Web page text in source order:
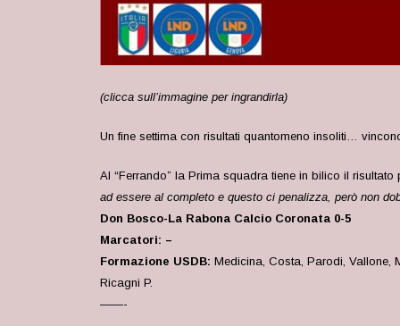
(clicca sull’immagine per ingrandirla)
Un fine settima con risultati quantomeno insoliti…
Al “Ferrando” la Prima squadra tiene in bilico il
ad essere al completo e questo ci penalizza, però non
Don Bosco-La Rabona Calcio Coronata 0-5
Marcatori: –
Formazione USDB: Medicina, Costa, Parodi, Vallone,
Ricagni P.
——-